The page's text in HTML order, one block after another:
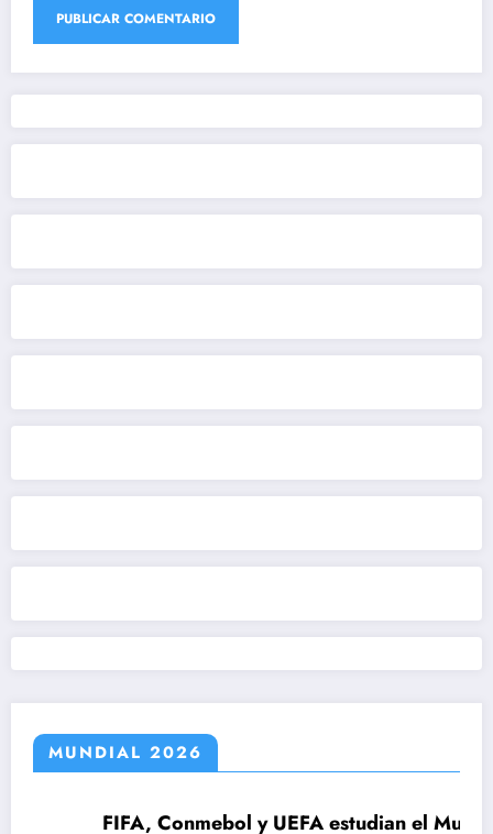
MUNDIAL 2026
FIFA, Conmebol y UEFA estudian el Mundial